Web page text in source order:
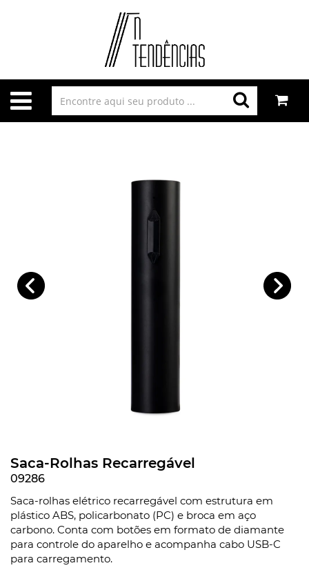
Saca-Rolhas Recarregável
09286
Saca-rolhas elétrico recarregável com estrutura em
plástico ABS, policarbonato (PC) e broca em aço
carbono. Conta com botões em formato de diamante
para controle do aparelho e acompanha cabo USB-C
para carregamento.